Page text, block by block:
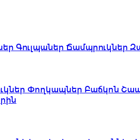
Գուլպաներ Ճամպրուկներ
Փողկապներ Բաճկոն